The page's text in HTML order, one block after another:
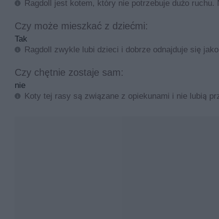
gdyż oznacza to, że hodowca musi na czymś
Opis i zdjęcia kotów rasy ragdoll
Ragdoll wygląda trochę podobnie jak kot birmański.
blue (niebieski),
Ragdoll jest kotem, który nie potrzebuje dużo
Czy może mieszkać z dziećmi:
Tak
Ragdoll zwykle lubi dzieci i dobrze odnajduje się
Czy chętnie zostaje sam:
nie
Koty tej rasy są związane z opiekunami i nie lubią